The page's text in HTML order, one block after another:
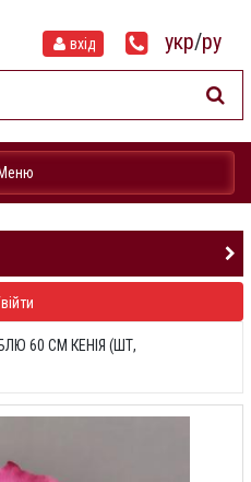
вхід укр/ру
60 СМ КЕНІЯ (ШТ,